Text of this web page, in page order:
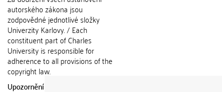
autorského zákona jsou
zodpovědné jednotlivé složky
Univerzity Karlovy. / Each
constituent part of Charles
University is responsible for
adherence to all provisions of the
copyright law.
Upozornění / Notice: